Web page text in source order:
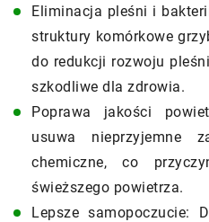
Eliminacja pleśni i
struktury komórkowe
do redukcji rozwoju
szkodliwe dla zdrowia.
Poprawa jakości
usuwa nieprzyjemne
chemiczne, co
świeższego powietrza.
Lepsze samopoczucie: